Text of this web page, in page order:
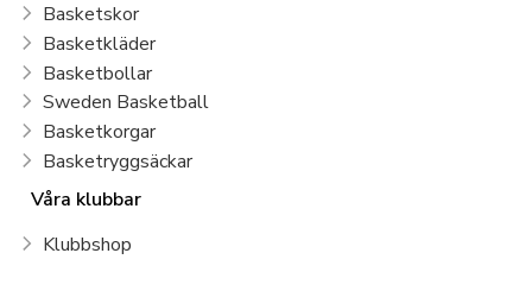
Basketskor
Basketkläder
Basketbollar
Sweden Basketball
Basketkorgar
Basketryggsäckar
Våra klubbar
Klubbshop